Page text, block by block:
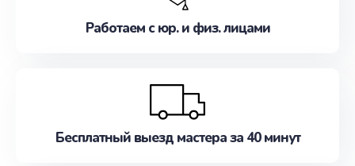
Работаем с юр. и физ. лицами
Бесплатный выезд мастера за 40 минут